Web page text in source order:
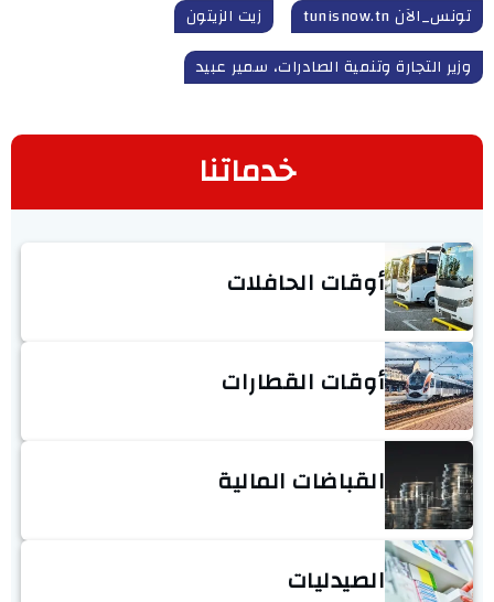
تونس_الآن tunisnow.tn
زيت الزيتون
وزير التجارة وتنمية الصادرات، سمير عبيد
خدماتنا
أوقات الحافلات
أوقات القطارات
القباضات المالية
الصيدليات